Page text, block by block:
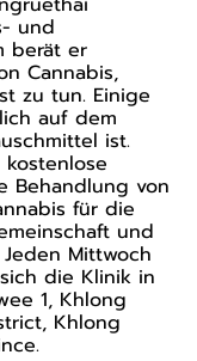
und
berät er
Cannabis,
zu tun. Einige
auf dem
ist.
Behandlung von
für die
und
Mittwoch
die Klinik in
1, Khlong
Khlong